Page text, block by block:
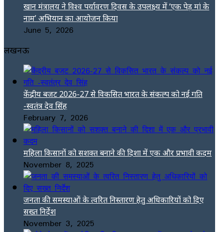
खान मंत्रालय ने विश्व पर्यावरण दिवस के उपलक्ष्य में ‘एक पेड़ मां के
नाम’ अभियान का आयोजन किया
June 5, 2026
लखनऊ
केंद्रीय बजट 2026-27 से विकसित भारत के संकल्प को नई गति
-स्वतंत्र देव सिंह
February 7, 2026
महिला किसानों को सशक्त बनाने की दिशा में एक और प्रभावी कदम
November 8, 2025
जनता की समस्याओं के त्वरित निस्तारण हेतु अधिकारियों को दिए
सख्त निर्देश
November 3, 2025